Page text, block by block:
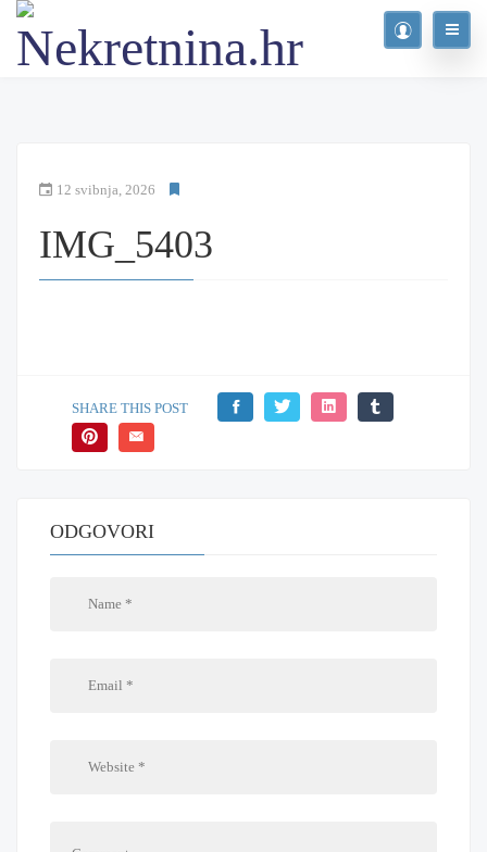
12 svibnja, 2026
IMG_5403
SHARE THIS POST
ODGOVORI